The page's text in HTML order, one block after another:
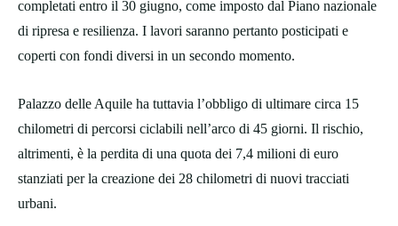
completati entro il 30 giugno, come imposto dal Piano nazionale
di ripresa e resilienza. I lavori saranno pertanto posticipati e
coperti con fondi diversi in un secondo momento.
Palazzo delle Aquile ha tuttavia l’obbligo di ultimare circa 15
chilometri di percorsi ciclabili nell’arco di 45 giorni. Il rischio,
altrimenti, è la perdita di una quota dei 7,4 milioni di euro
stanziati per la creazione dei 28 chilometri di nuovi tracciati
urbani.